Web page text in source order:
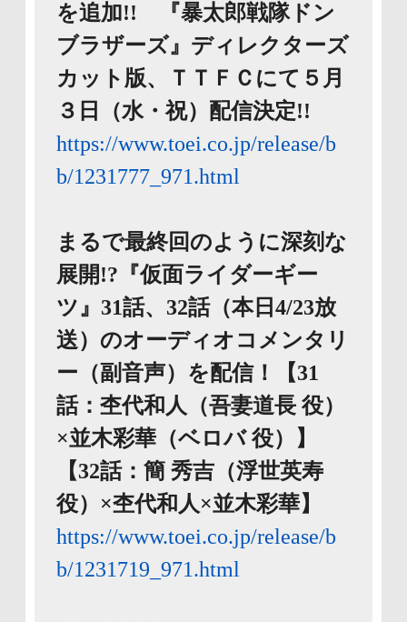
を追加!! 『暴太郎戦隊ドン
ブラザーズ』ディレクターズ
カット版、ＴＴＦＣにて５月
３日（水・祝）配信決定!!
https://www.toei.co.jp/release/b
b/1231777_971.html
まるで最終回のように深刻な
展開!?『仮面ライダーギー
ツ』31話、32話（本日4/23放
送）のオーディオコメンタリ
ー（副音声）を配信！【31
話：杢代和人（吾妻道長 役）
×並木彩華（ベロバ 役）】
【32話：簡 秀吉（浮世英寿
役）×杢代和人×並木彩華】
https://www.toei.co.jp/release/b
b/1231719_971.html